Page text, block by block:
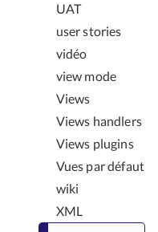
UAT
user stories
vidéo
view mode
Views
Views handlers
Views plugins
Vues par défaut
wiki
XML